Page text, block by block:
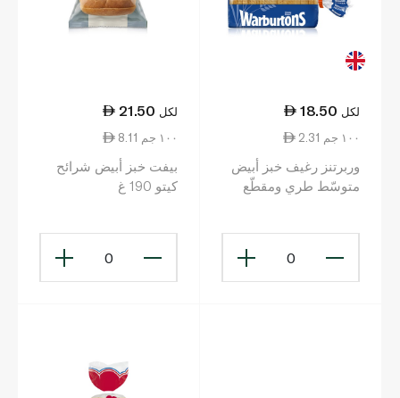
18.50 لكل
2.31 ١٠٠ جم
وربرتنز رغيف خبز أبيض
متوسّط طري ومقطّع
0
21.50 لكل
8.11 ١٠٠ جم
بيفت خبز أبيض شرائح
كيتو 190 غ
0